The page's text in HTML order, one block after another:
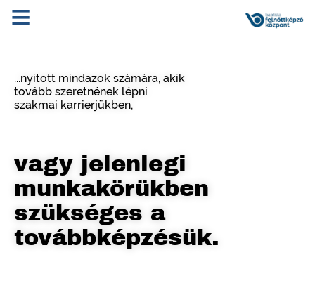
≡
...nyitott mindazok számára, akik
tovább szeretnének lépni
szakmai karrierjükben,
vagy jelenlegi
munkakörükben
szükséges a
továbbképzésük.